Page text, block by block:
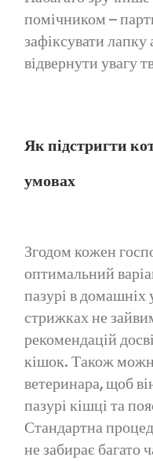
помічником –
зафіксувати
відвернути увагу
Як підстригти
умовах
Згодом кожен
оптимальний
пазурі в
стрижках не
рекомендацій
кішок. Також
ветеринара, щоб
пазурі кішці та
Стандартна
не забирає багато